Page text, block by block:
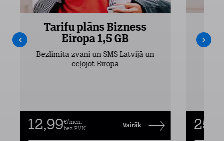
Tarifu plāns Bizness
Eiropa 1,5 GB
Bezlimita zvani un SMS Latvijā un
ceļojot Eiropā
12,99€/mēn.
bez PVN
Vairāk